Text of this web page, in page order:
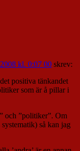
kl. 0:07 00 skrev:
positiva tänkandet
som är å pillar i
och ”politiker”. Om
så kan jag